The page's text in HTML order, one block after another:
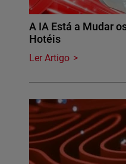
A IA Está a Mudar
Hotéis
Ler Artigo